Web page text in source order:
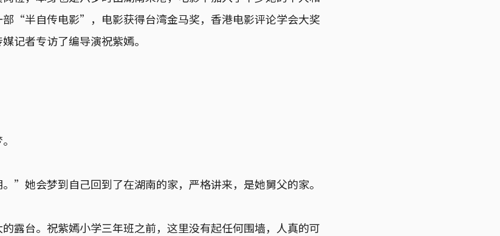
部“半自传电影”，电影获得台湾金马奖，香港电影评论学会大奖
记者专访了编导演祝紫嫣。
”她会梦到自己回到了在湖南的家，严格讲来，是她舅父的家。
露台。祝紫嫣小学三年班之前，这里没有起任何围墙，人真的可